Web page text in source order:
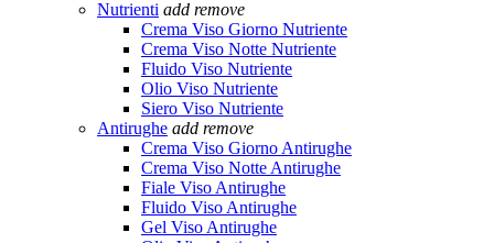
Nutrienti add remove
Crema Viso Giorno Nutriente
Crema Viso Notte Nutriente
Fluido Viso Nutriente
Olio Viso Nutriente
Siero Viso Nutriente
Antirughe add remove
Crema Viso Giorno Antirughe
Crema Viso Notte Antirughe
Fiale Viso Antirughe
Fluido Viso Antirughe
Gel Viso Antirughe